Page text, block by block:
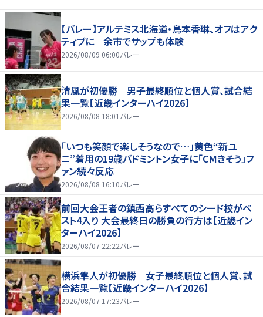
【バレー】アルテミス北海道・鳥本香琳、オフはアク
ティブに 余市でサップも体験
2026/08/09 06:00バレー
清風が初優勝 男子最終順位と個人賞、試合結
果一覧【近畿インターハイ2026】
2026/08/08 18:01 バレー
「いつも笑顔で楽しそうなので…」黄色“新ユ
ニ”着用の19歳バドミントン女子に「CMきそう」フ
ァン続々反応
2026/08/08 16:10バレー
前回大会王者の鎮西高らすべてのシード校がベ
スト4入り 大会最終日の勝負の行方は【近畿イン
ターハイ2026】
2026/08/07 22:22バレー
横浜隼人が初優勝 女子最終順位と個人賞、試
合結果一覧【近畿インターハイ2026】
2026/08/07 17:23バレー